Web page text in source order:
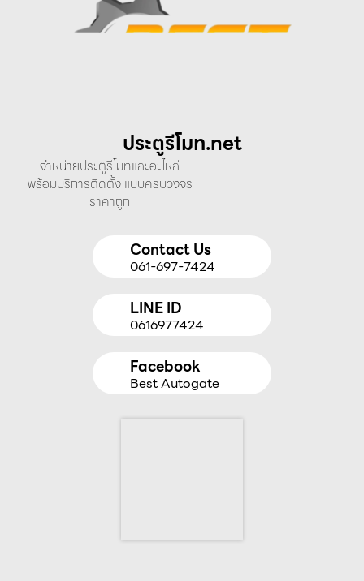
ประตูรีโมท.net
จำหน่ายประตูรีโมทและอะไหล่
พร้อมบริการติดตั้ง แบบครบวงจร
ราคาถูก
Contact Us
061-697-7424
LINE ID
0616977424
Facebook
Best Autogate